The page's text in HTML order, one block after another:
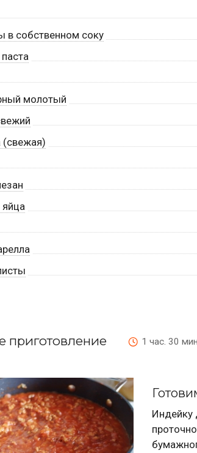
в собственном соку
молотый
(свежая)
приготовление 1 час. 30
Индейку